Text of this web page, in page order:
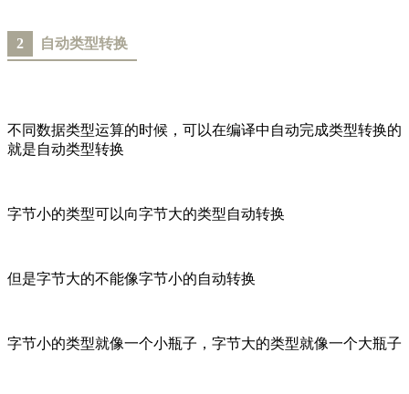
2 自动类型转换
不同数据类型运算的时候，可以在编译中自动完成类型转换的
就是自动类型转换
字节小的类型可以向字节大的类型自动转换
但是字节大的不能像字节小的自动转换
字节小的类型就像一个小瓶子，字节大的类型就像一个大瓶子